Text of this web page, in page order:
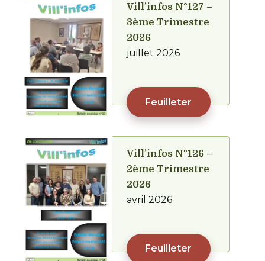
Vill’infos N°127 –
3ème Trimestre
2026
juillet 2026
Feuilleter
Vill’infos N°126 –
2ème Trimestre
2026
avril 2026
Feuilleter